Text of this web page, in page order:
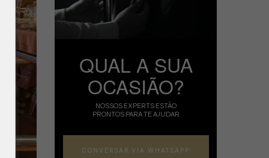
QUAL A SUA
OCASIÃO?
NOSSOS EXPERTS ESTÃO
PRONTOS PARA TE AJUDAR
CONVERSAR VIA WHATSAPP